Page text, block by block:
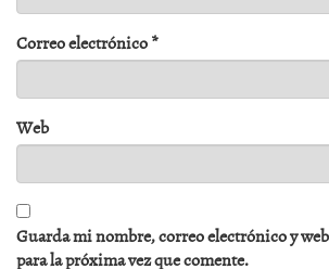
Correo electrónico*
Web
Guarda mi nombre, correo electrónico y
para la próxima vez que comente.